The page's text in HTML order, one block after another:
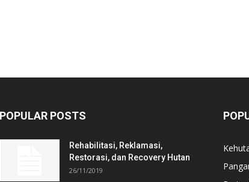
POPULAR POSTS
Rehabilitasi, Reklamasi,
Restorasi, dan Recovery Hutan
26/11/2019